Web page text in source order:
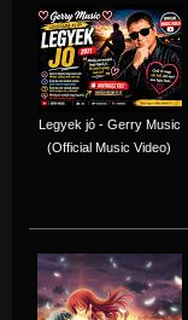
Legyek jó - Gerry Music
(Official Music Video)